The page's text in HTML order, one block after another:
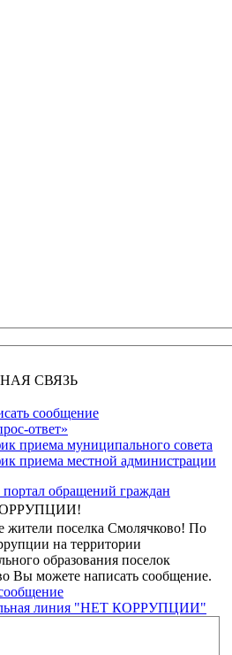
СВЯЗЬ
сообщение
ответ»
приема муниципального совета
приема местной администрации
жители поселка Смолячково! По
на территории
образования поселок
Вы можете написать сообщение.